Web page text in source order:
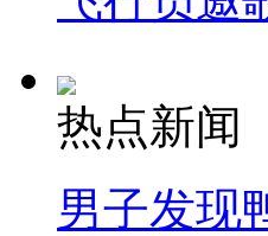
热点新闻
男子发现